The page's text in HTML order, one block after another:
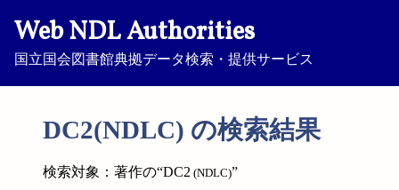
Web NDL Authorities
国立国会図書館典拠データ検索・提供サービス
DC2(NDLC) の検索結果
検索対象：著作の“DC2 (NDLC)”